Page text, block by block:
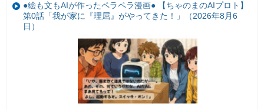
●絵も文もAIが作ったペラペラ漫画● 【ちゃのまのAIプロト】
第0話「我が家に『理屈』がやってきた！」（2026年8月6
日）